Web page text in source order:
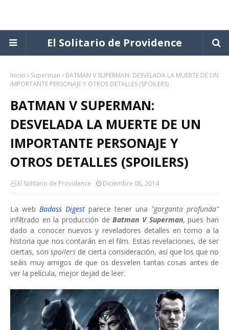
El Solitario de Providence
Inicio Superman
BATMAN V SUPERMAN: DESVELADA LA MUERTE DE UN
IMPORTANTE PERSONAJE Y OTROS DETALLES (SPOILERS)
BATMAN V SUPERMAN:
DESVELADA LA MUERTE DE UN
IMPORTANTE PERSONAJE Y
OTROS DETALLES (SPOILERS)
El Solitario de Providence Diciembre 08, 2014
La web Badass Digest parece tener una "garganta profunda"
infiltrado en la producción deBatman V Superman, pues han
dado a conocer nuevos y reveladores detalles en torno a la
historia que nos contarán en el film. Estas revelaciones, de ser
ciertas, son spoilers de cierta consideración, así que los que no
seáis muy amigos de que os desvelen tantas cosas antes de
ver la película, mejor dejad de leer.